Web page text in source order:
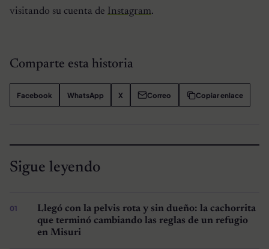
visitando su cuenta de Instagram.
Comparte esta historia
Facebook WhatsApp X Correo Copiar enlace
Sigue leyendo
Llegó con la pelvis rota y sin dueño: la cachorrita
que terminó cambiando las reglas de un refugio
en Misuri